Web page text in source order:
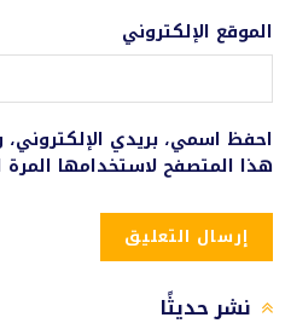
الموقع الإلكتروني
احفظ اسمي، بريدي الإلكتروني،
هذا المتصفح لاستخدامها
نشر حديثًا